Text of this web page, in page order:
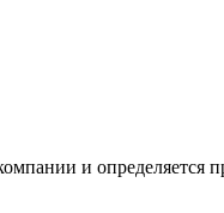
и определяется